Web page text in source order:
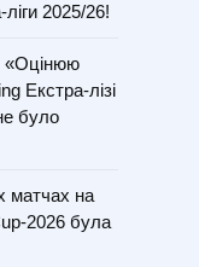
2025/26!
«Оцінюю
Екстра-лізі
було
матчах на
2026 була